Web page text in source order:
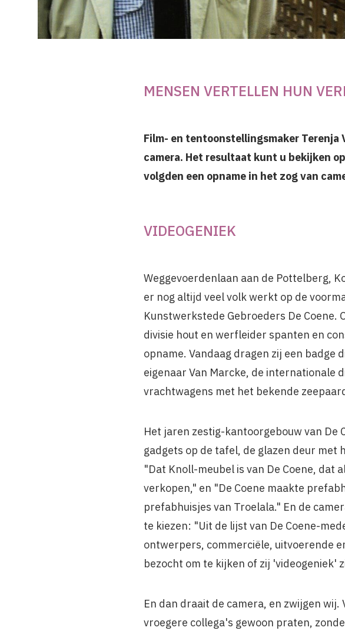
MENSEN VERTELLEN HUN
Film- en tentoonstellingsmaker Terenja
camera. Het resultaat kunt u bekijken
volgden een opname in het zog van
VIDEOGENIEK
Weggevoerdenlaan aan de Pottelberg,
er nog altijd veel volk werkt op de
Kunstwerkstede Gebroeders De
divisie hout en werfleider spanten en
opname. Vandaag dragen zij een
eigenaar Van Marcke, de internationale
vrachtwagens met het bekende
Het jaren zestig-kantoorgebouw van
gadgets op de tafel, de glazen deur met
"Dat Knoll-meubel is van De Coene, dat
verkopen," en "De Coene maakte
prefabhuisjes van Troelala." En de
te kiezen: "Uit de lijst van De Coene-
ontwerpers, commerciële, uitvoerende
bezocht om te kijken of zij 'videogeniek'
En dan draait de camera, en zwijgen
vroegere collega's gewoon praten,